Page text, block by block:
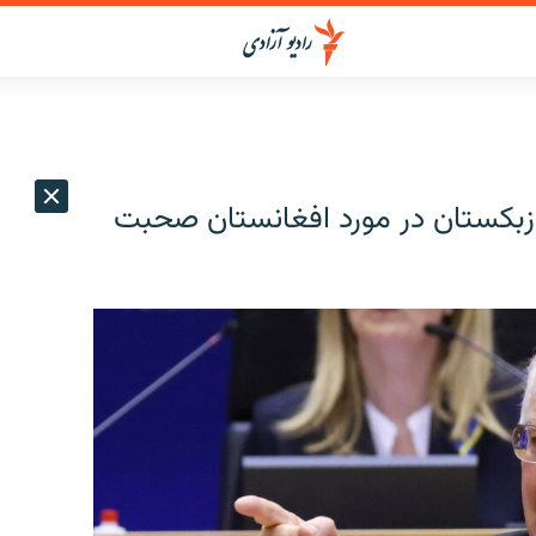
ازبکستان در مورد افغانستان صحبت